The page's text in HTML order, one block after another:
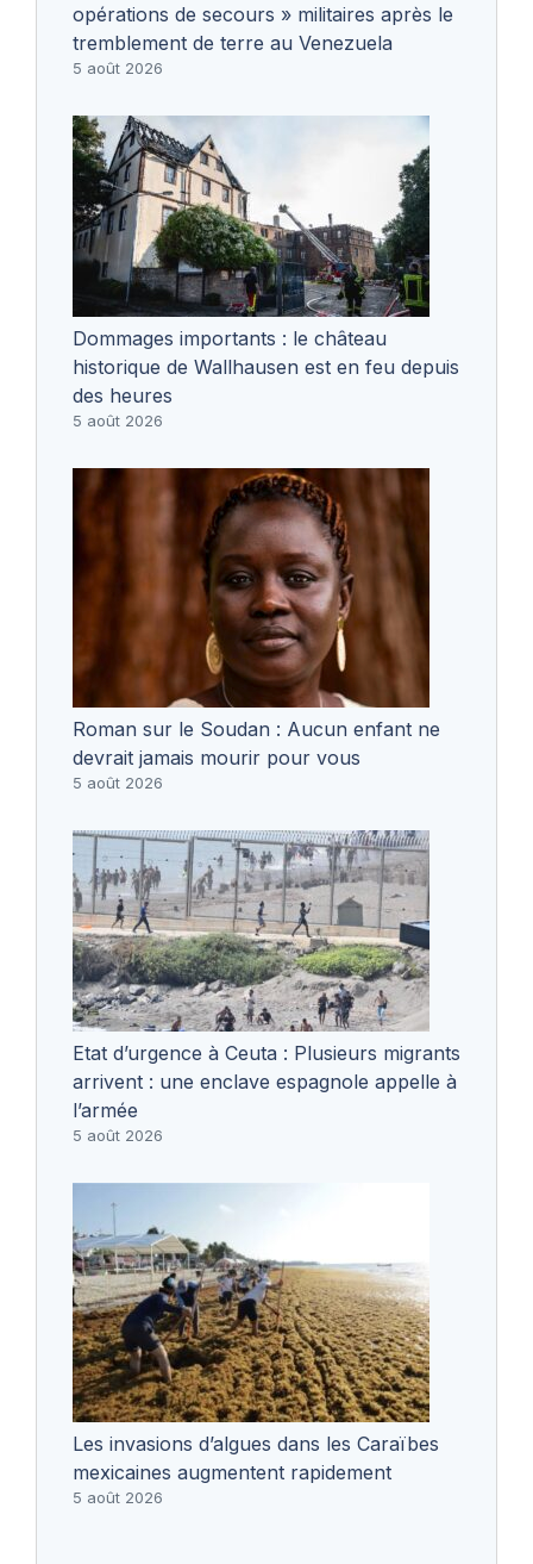
opérations de secours » militaires après le
tremblement de terre au Venezuela
5 août 2026
Dommages importants : le château
historique de Wallhausen est en feu depuis
des heures
5 août 2026
Roman sur le Soudan : Aucun enfant ne
devrait jamais mourir pour vous
5 août 2026
Etat d’urgence à Ceuta : Plusieurs migrants
arrivent : une enclave espagnole appelle à
l’armée
5 août 2026
Les invasions d’algues dans les Caraïbes
mexicaines augmentent rapidement
5 août 2026